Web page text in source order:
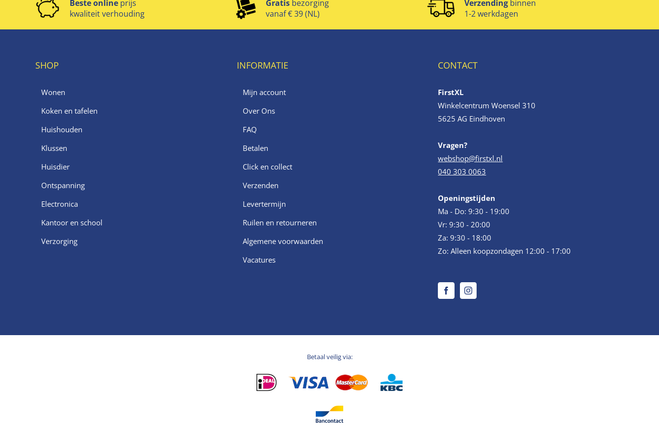
Beste online prijs
kwaliteit verhouding
Gratisbezorging
vanaf € 39 (NL)
Verzendingbinnen
1-2 werkdagen
SHOP
Wonen
Koken en tafelen
Huishouden
Klussen
Huisdier
Ontspanning
Electronica
Kantoor en school
Verzorging
INFORMATIE
Mijn account
Over Ons
FAQ
Betalen
Click en collect
Verzenden
Levertermijn
Ruilen en retourneren
Algemene voorwaarden
Vacatures
CONTACT
FirstXL
Winkelcentrum Woensel 310
5625 AG Eindhoven
Vragen?
webshop@firstxl.nl
040 303 0063
Openingstijden
Ma - Do: 9:30 - 19:00
Vr: 9:30 - 20:00
Za: 9:30 - 18:00
Zo: Alleen koopzondagen 12:00 - 17:00
Betaal veilig via: